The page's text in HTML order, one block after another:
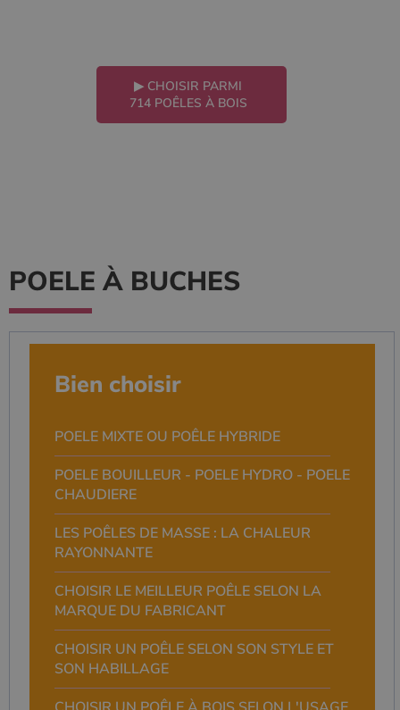
▶ CHOISIR PARMI
714 POÊLES À BOIS
POELE À BUCHES
Bien choisir
POELE MIXTE OU POÊLE HYBRIDE
POELE BOUILLEUR - POELE HYDRO - POELE
CHAUDIERE
LES POÊLES DE MASSE : LA CHALEUR
RAYONNANTE
CHOISIR LE MEILLEUR POÊLE SELON LA
MARQUE DU FABRICANT
CHOISIR UN POÊLE SELON SON STYLE ET
SON HABILLAGE